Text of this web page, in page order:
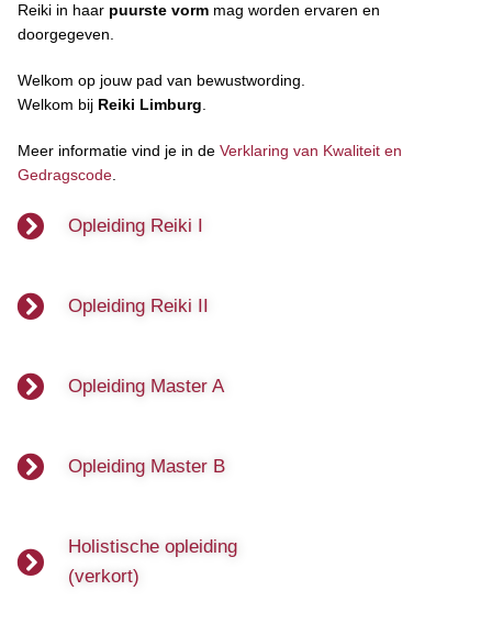
Reiki in haar puurste vormmag worden ervaren en
doorgegeven.
Welkom op jouw pad van bewustwording.
Welkom bij Reiki Limburg.
Meer informatie vind je in de Verklaring van Kwaliteit en
Gedragscode.
Opleiding Reiki I
Opleiding Reiki II
Opleiding Master A
Opleiding Master B
Holistische opleiding
(verkort)